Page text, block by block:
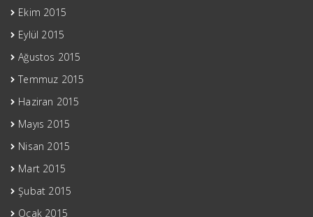
Ekim 2015
Eylül 2015
Ağustos 2015
Temmuz 2015
Haziran 2015
Mayıs 2015
Nisan 2015
Mart 2015
Şubat 2015
Ocak 2015